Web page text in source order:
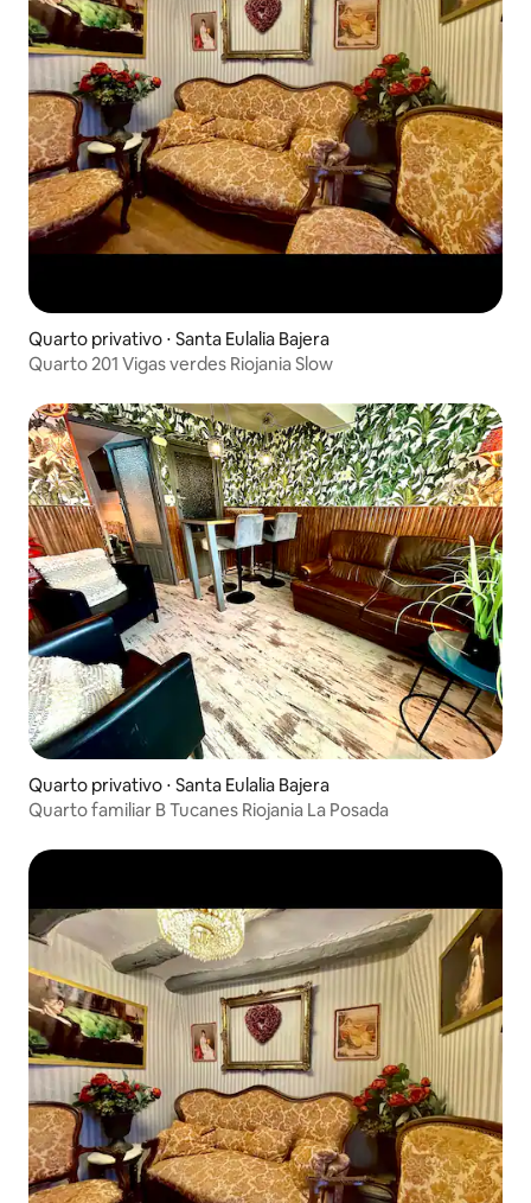
Quarto privativo ⋅ Santa Eulalia Bajera
Quarto 201 Vigas verdes Riojania Slow
Quarto privativo ⋅ Santa Eulalia Bajera
Quarto familiar B Tucanes Riojania La Posada